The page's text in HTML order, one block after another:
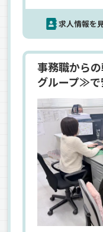
高め◎勤続30年
求人情報を
事務職から
グループ≫